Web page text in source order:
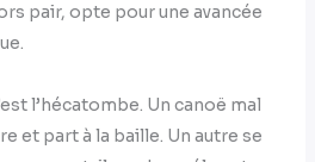
pair, opte pour une avancée
l’hécatombe. Un canoë mal
et part à la baille. Un autre se